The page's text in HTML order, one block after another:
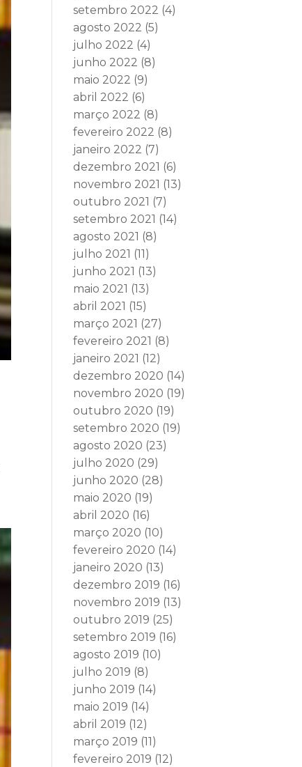
setembro 2022 (4)
agosto 2022 (5)
julho 2022 (4)
junho 2022 (8)
maio 2022 (9)
abril 2022 (6)
março 2022 (8)
fevereiro 2022 (8)
janeiro 2022 (7)
dezembro 2021 (6)
novembro 2021 (13)
outubro 2021 (7)
setembro 2021 (14)
agosto 2021 (8)
julho 2021 (11)
junho 2021 (13)
maio 2021 (13)
abril 2021 (15)
março 2021 (27)
fevereiro 2021 (8)
janeiro 2021 (12)
dezembro 2020 (14)
novembro 2020 (19)
outubro 2020 (19)
setembro 2020 (19)
agosto 2020 (23)
julho 2020 (29)
junho 2020 (28)
maio 2020 (19)
abril 2020 (16)
março 2020 (10)
fevereiro 2020 (14)
janeiro 2020 (13)
dezembro 2019 (16)
novembro 2019 (13)
outubro 2019 (25)
setembro 2019 (16)
agosto 2019 (10)
julho 2019 (8)
junho 2019 (14)
maio 2019 (14)
abril 2019 (12)
março 2019 (11)
fevereiro 2019 (12)